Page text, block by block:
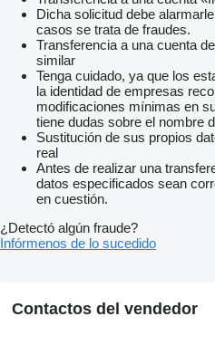
Dicha solicitud debe
casos se trata de fraudes.
Transferencia a una cuenta
similar
Tenga cuidado, ya que los
la identidad de empresas
modificaciones mínimas en
tiene dudas sobre el nombre
Sustitución de sus propios
real
Antes de realizar una
datos especificados sean
en cuestión.
¿Detectó algún fraude?
Infórmenos de lo sucedido
Contactos del vendedor